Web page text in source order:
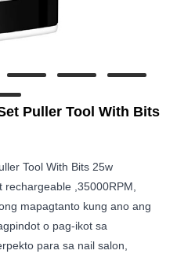
Puller Tool With Bits
Tool With Bits 25w
,35000RPM,
mapagtanto kung ano ang
o pag-ikot sa
para sa nail salon,